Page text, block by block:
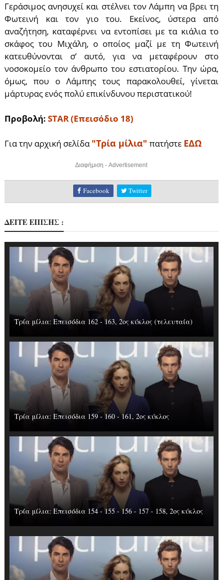
Γεράσιμος ανησυχεί και στέλνει τον Λάμπη να βρει τη
Φωτεινή και τον γιο του. Εκείνος, ύστερα από
αναζήτηση, καταφέρνει να εντοπίσει με τα κιάλια το
σκάφος του Μιχάλη, ο οποίος μαζί με τη Φωτεινή
κατευθύνονται σ’ αυτό, για να μεταφέρουν στο
νοσοκομείο τον άνθρωπο του εστιατορίου. Την ώρα,
όμως, που ο Λάμπης τους παρακολουθεί, γίνεται
μάρτυρας ενός πολύ επικίνδυνου περιστατικού!
Προβολή: STAR (Επεισόδιο 18)
Για την αρχική σελίδα"Τρία μίλια" πατήστε ΕΔΩ
Διαφήμιση - Advertisement
Facebook Twitter
ΔΕΙΤΕ ΕΠΙΣΗΣ :
Τρία μίλια: Επεισόδια 162 - 163, 2ος κύκλος (τελευταία)
Τρία μίλια: Επεισόδια 159 - 160 - 161, 2ος κύκλος
Τρία μίλια: Επεισόδια 154 - 155 - 156 - 157 - 158, 2ος κύκλος